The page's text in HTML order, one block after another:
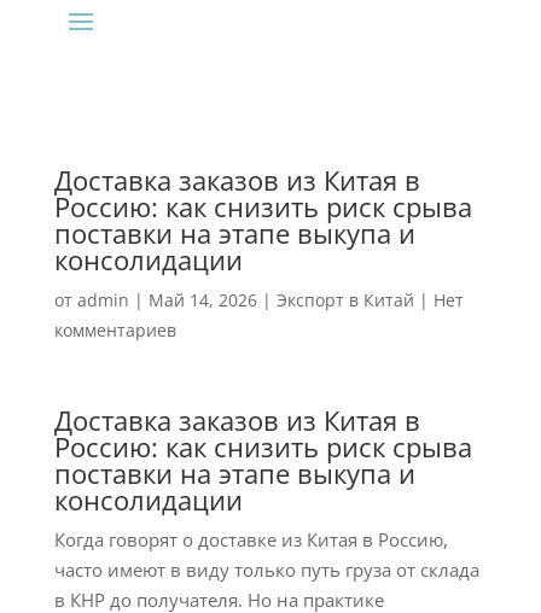
Доставка заказов из Китая в
Россию: как снизить риск срыва
поставки на этапе выкупа и
консолидации
от admin | Май 14, 2026| Экспорт в Китай | Нет
комментариев
Доставка заказов из Китая в
Россию: как снизить риск срыва
поставки на этапе выкупа и
консолидации
Когда говорят о доставке из Китая в Россию,
часто имеют в виду только путь груза от склада
в КНР до получателя. Но на практике